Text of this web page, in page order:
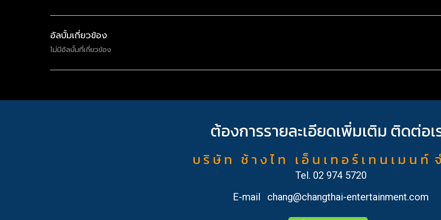
อัลบั้มเกี่ยวข้อง
ไม่มีอัลบั้มที่เกี่ยวข้อง
ต้องการรายละเอียดเพิ่มเติม ติดต่อเ
บ ริ ษั ท ช้ า ง ไ ท เ อ็ น เ ท อ ร์ เ ท น เ ม น ท์
Tel. 02 974 5720
E-mail
chang@changthai-entertainment.com